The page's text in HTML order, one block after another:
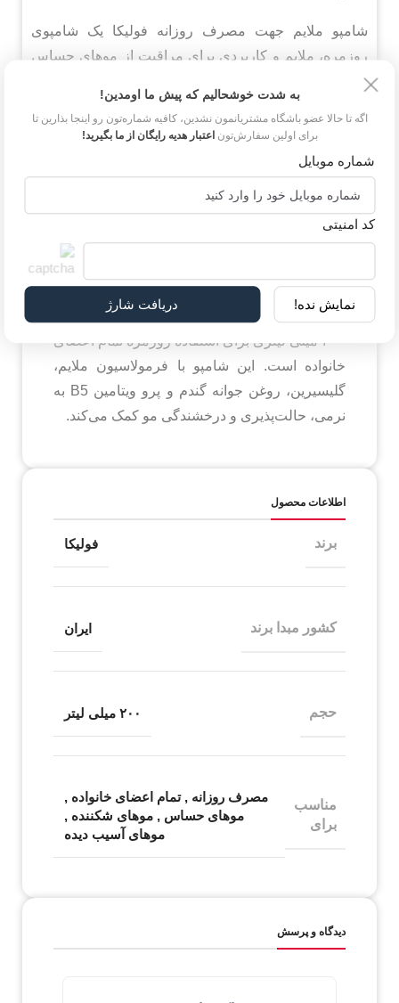
شامپو ملایم جهت مصرف روزانه فولیکا یک شامپوی
روزمره، ملایم و کاربردی برای مراقبت از موهای حساس
و شکننده است. این محصول با گلیسیرین، روغن جوانه
رطوبت، استحکام، شفافیت و حالت‌پذیری مو کمک می‌کند.
اگر به شامپویی برای شست‌وشوی مداوم و مراقبت روزانه
مو نیاز دارید، این محصول می‌تواند گزینه‌ای مناسب در
روتین مراقبت مو باشد.
مشخصات
شامپو ملایم جهت مصرف روزانه فولیکا شوینده‌ای
۲۰۰ میلی لیتری برای استفاده روزمره تمام اعضای
خانواده است. این شامپو با فرمولاسیون ملایم،
گلیسیرین، روغن جوانه گندم و پرو ویتامین B5 به
نرمی، حالت‌پذیری و درخشندگی مو کمک می‌کند.
اطلاعات محصول
برند فولیکا
کشور مبدا برند ایران
حجم ۲۰۰ میلی لیتر
مناسب
برای
مصرف روزانه ,تمام اعضای خانواده ,
موهای حساس , موهای شکننده ,
موهای آسیب دیده
دیدگاه و پرسش
به شدت خوشحالیم که پیش ما اومدین!
اگه تا حالا عضو باشگاه مشتریانمون نشدین، کافیه شماره‌تون رو اینجا بذارین تا
برای اولین سفارش‌توناعتبار هدیه رایگان از ما بگیرید!
شماره موبایل
کد امنیتی
نمایش نده! دریافت شارژ